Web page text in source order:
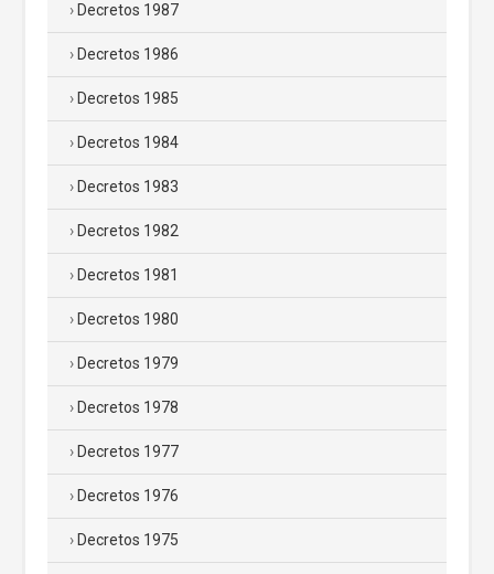
Decretos 1987
Decretos 1986
Decretos 1985
Decretos 1984
Decretos 1983
Decretos 1982
Decretos 1981
Decretos 1980
Decretos 1979
Decretos 1978
Decretos 1977
Decretos 1976
Decretos 1975